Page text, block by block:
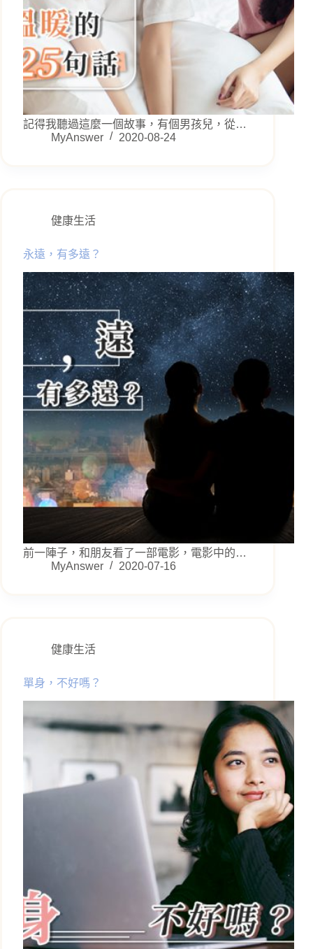
記得我聽過這麼一個故事，有個男孩兒，從…
MyAnswer
2020-08-24
健康生活
永遠，有多遠？
前一陣子，和朋友看了一部電影，電影中的…
MyAnswer
2020-07-16
健康生活
單身，不好嗎？